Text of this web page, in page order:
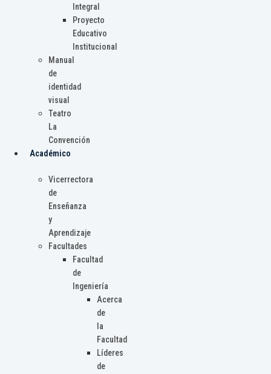
Integral
Proyecto
Educativo
Institucional
Manual
de
identidad
visual
Teatro
La
Convención
Académico
Vicerrectora
de
Enseñanza
y
Aprendizaje
Facultades
Facultad
de
Ingeniería
Acerca
de
la
Facultad
Líderes
de